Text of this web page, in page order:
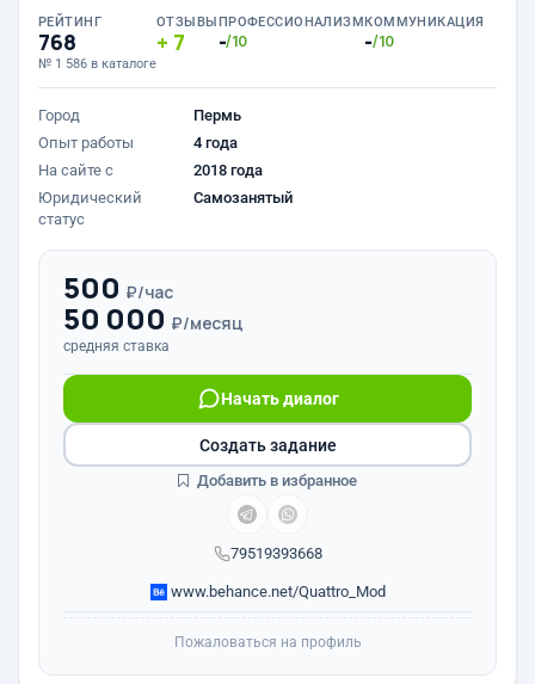
РЕЙТИНГ
768
№ 1 586 в каталоге
ОТЗЫВЫ
7
ПРОФЕССИОНАЛИЗМ
-/10
КОММУНИКАЦИЯ
-/10
Город
Пермь
Опыт работы
4 года
На сайте с
2018 года
Юридический
статус
Самозанятый
500 ₽/час
50 000 ₽/месяц
средняя ставка
79519393668
Начать диалог
www.behance.net/Quattro_Mod
Создать задание
Добавить в избранное
Пожаловаться на профиль